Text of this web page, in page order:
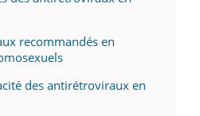
recommandés en
des antirétroviraux en